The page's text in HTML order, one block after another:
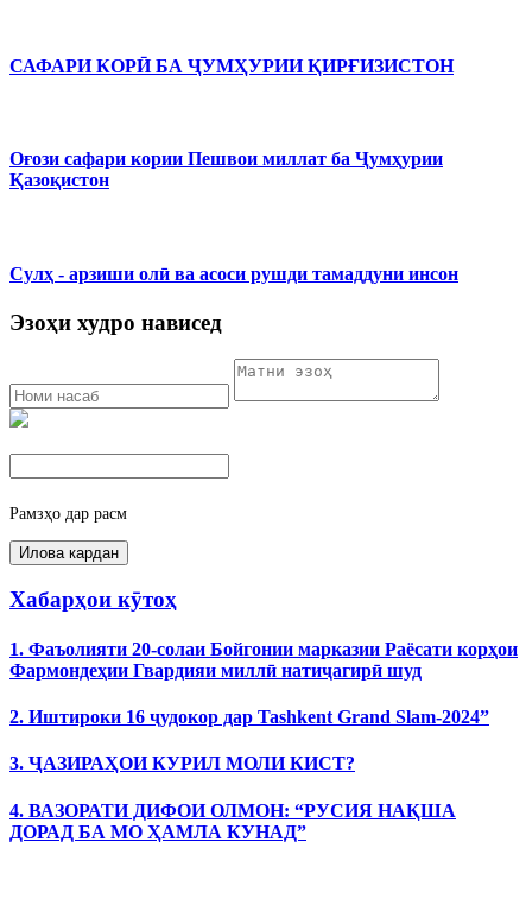
САФАРИ КОРӢ БА ҶУМҲУРИИ ҚИРҒИЗИСТОН
Оғози сафари кории Пешвои миллат ба Ҷумҳурии
Қазоқистон
Сулҳ - арзиши олӣ ва асоси рушди тамаддуни инсон
Эзоҳи худро нависед
Рамзҳо дар расм
Хабарҳои кӯтоҳ
1. Фаъолияти 20-солаи Бойгонии марказии Раёсати корҳои
Фармондеҳии Гвардияи миллӣ натиҷагирӣ шуд
2. Иштироки 16 ҷудокор дар Tashkent Grand Slam-2024”
3. ҶАЗИРАҲОИ КУРИЛ МОЛИ КИСТ?
4. ВАЗОРАТИ ДИФОИ ОЛМОН: “РУСИЯ НАҚША
ДОРАД БА МО ҲАМЛА КУНАД”